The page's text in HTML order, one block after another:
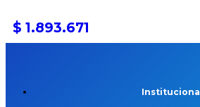
$ 1.893.671
Institucional